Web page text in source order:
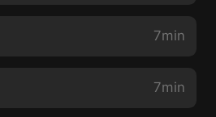
7min
7min